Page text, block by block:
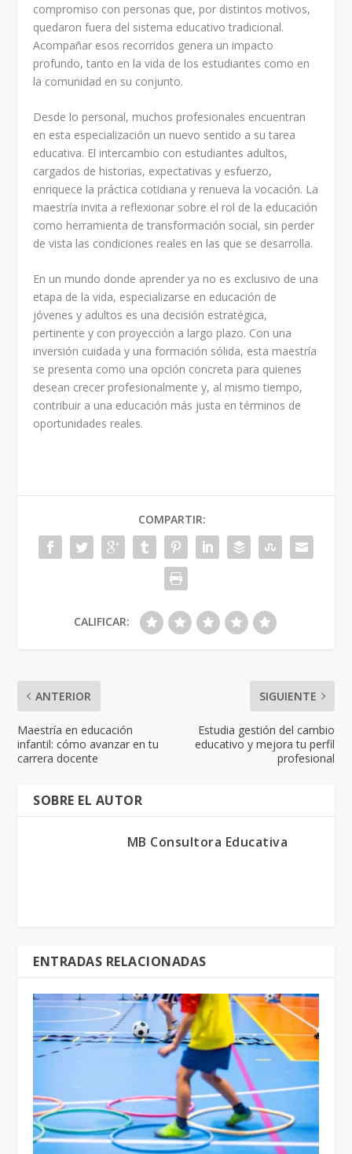
compromiso con personas que, por distintos motivos,
quedaron fuera del sistema educativo tradicional.
Acompañar esos recorridos genera un impacto
profundo, tanto en la vida de los estudiantes como en
la comunidad en su conjunto.
Desde lo personal, muchos profesionales encuentran
en esta especialización un nuevo sentido a su tarea
educativa. El intercambio con estudiantes adultos,
cargados de historias, expectativas y esfuerzo,
enriquece la práctica cotidiana y renueva la vocación. La
maestría invita a reflexionar sobre el rol de la educación
como herramienta de transformación social, sin perder
de vista las condiciones reales en las que se desarrolla.
En un mundo donde aprender ya no es exclusivo de una
etapa de la vida, especializarse en educación de
jóvenes y adultos es una decisión estratégica,
pertinente y con proyección a largo plazo. Con una
inversión cuidada y una formación sólida, esta maestría
se presenta como una opción concreta para quienes
desean crecer profesionalmente y, al mismo tiempo,
contribuir a una educación más justa en términos de
oportunidades reales.
COMPARTIR:
CALIFICAR:
ANTERIOR
Maestría en educación
infantil: cómo avanzar en tu
carrera docente
SIGUIENTE
Estudia gestión del cambio
educativo y mejora tu perfil
profesional
SOBRE EL AUTOR
MB Consultora Educativa
ENTRADAS RELACIONADAS